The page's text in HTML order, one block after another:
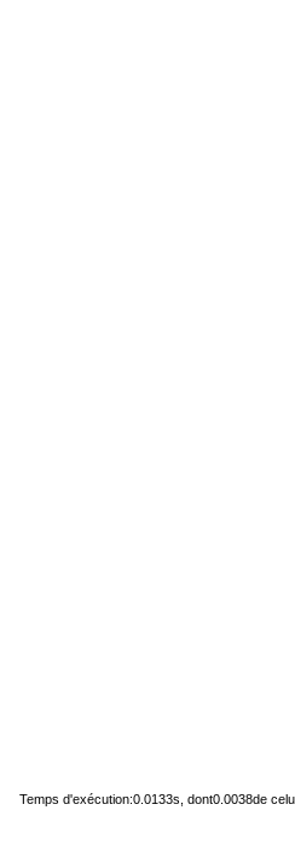
Temps d'exécution:0.0133s, dont0.0038de